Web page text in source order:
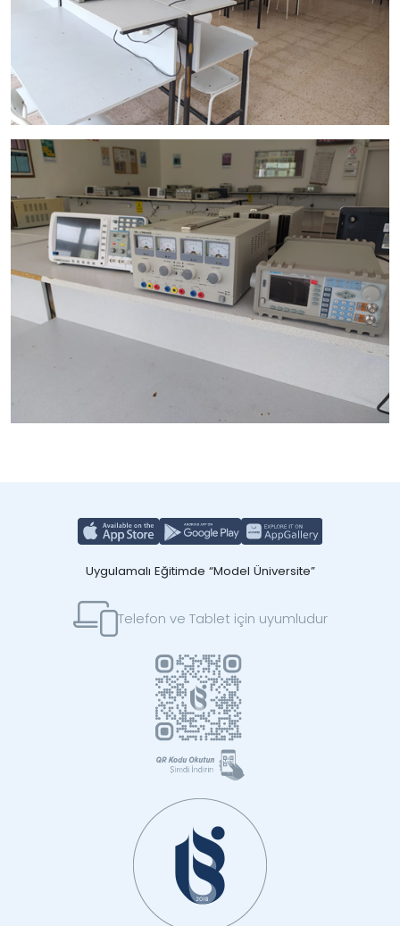
Uygulamalı Eğitimde “Model Üniversite”
Telefon ve Tablet için uyumludur